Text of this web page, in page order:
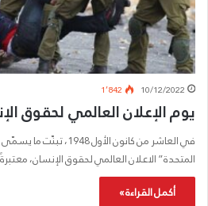
10/12/2022 1٬842
يوم الإعلان العالمي لحقوق
في العاشر من كانون الأول
المتحدة” الاعلان العالمي لحقوق الإنسان،
أكمل القراءة »